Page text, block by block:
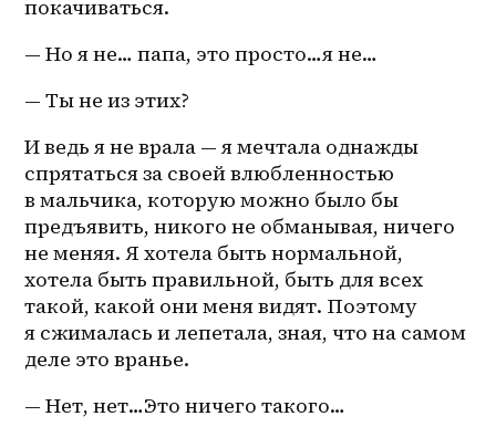
покачиваться.
— Но я не… папа, это просто…я не…
— Ты не из этих?
И ведь я не врала — я мечтала однажды
спрятаться за своей влюбленностью
в мальчика, которую можно было бы
предъявить, никого не обманывая, ничего
не меняя. Я хотела быть нормальной,
хотела быть правильной, быть для всех
такой, какой они меня видят. Поэтому
я сжималась и лепетала, зная, что на самом
деле это вранье.
— Нет, нет…Это ничего такого…